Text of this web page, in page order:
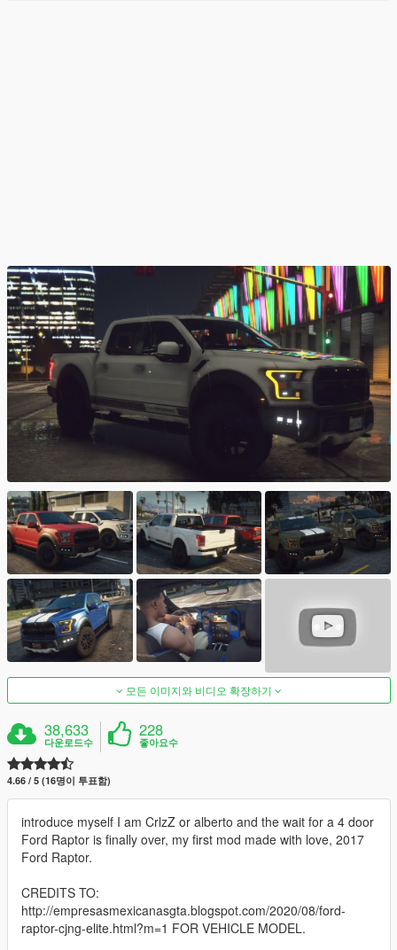
모든 이미지와 비디오 확장하기
38,633
다운로드수
228
좋아요수
4.66 / 5 (16명이 투표함)
introduce myself I am CrlzZ or alberto and the wait for a 4 door
Ford Raptor is finally over, my first mod made with love, 2017
Ford Raptor.
CREDITS TO:
http://empresasmexicanasgta.blogspot.com/2020/08/ford-
raptor-cjng-elite.html?m=1 FOR VEHICLE MODEL.